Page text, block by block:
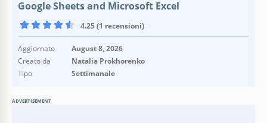
Google Sheets and Microsoft Excel
4.25 (1 recensioni)
Aggiornato
August 8, 2026
Creato da
Natalia Prokhorenko
Tipo
Settimanale
ADVERTISEMENT